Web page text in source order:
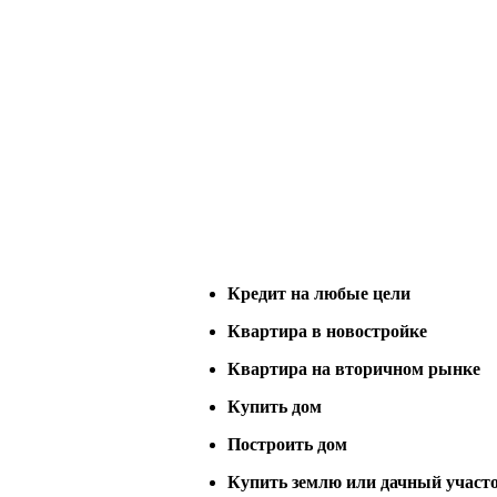
Кредит на любые цели
Квартира в новостройке
Квартира на вторичном рынке
Купить дом
Построить дом
Купить землю или дачный